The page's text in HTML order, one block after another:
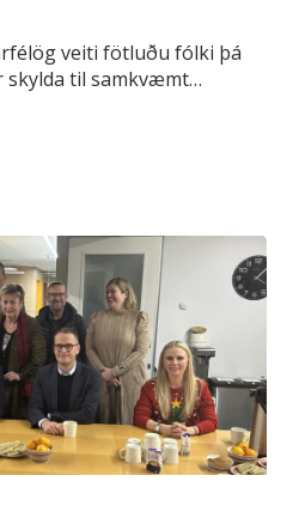
veiti fötluðu fólki þá
skylda til samkvæmt…